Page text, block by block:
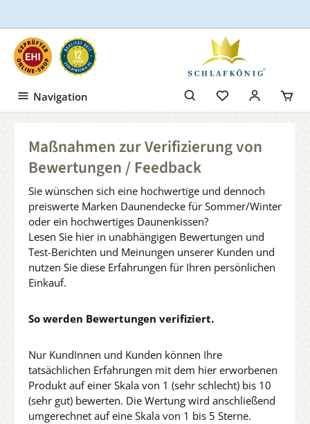
Navigation
Maßnahmen zur Verifizierung von
Bewertungen / Feedback
Sie wünschen sich eine hochwertige und dennoch
preiswerte Marken Daunendecke für Sommer/Winter
oder ein hochwertiges Daunenkissen?
Lesen Sie hier in unabhängigen Bewertungen und
Test-Berichten und Meinungen unserer Kunden und
nutzen Sie diese Erfahrungen für Ihren persönlichen
Einkauf.
So werden Bewertungen verifiziert.
Nur KundInnen und Kunden können Ihre
tatsächlichen Erfahrungen mit dem hier erworbenen
Produkt auf einer Skala von 1 (sehr schlecht) bis 10
(sehr gut) bewerten. Die Wertung wird anschließend
umgerechnet auf eine Skala von 1 bis 5 Sterne.